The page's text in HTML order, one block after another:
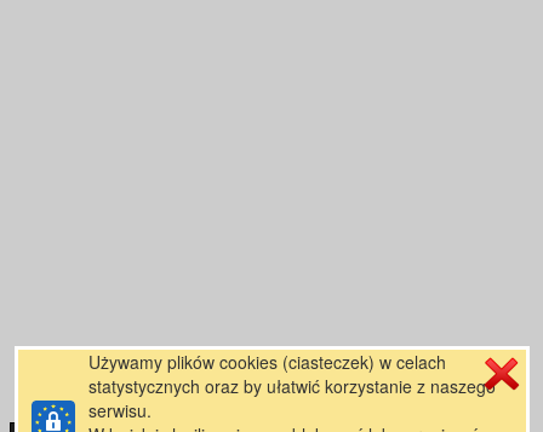
Używamy plików cookies (ciasteczek) w celach
statystycznych oraz by ułatwić korzystanie z naszego
serwisu.